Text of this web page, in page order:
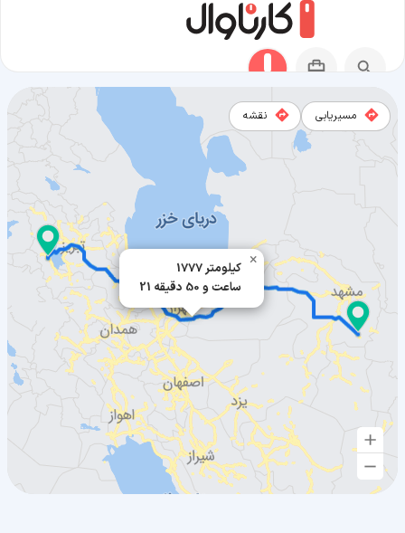
1777 کیلومتر
21 ساعت و 50 دقیقه
×
مسیریابی نقشه
مسیر خواف به ارومیه